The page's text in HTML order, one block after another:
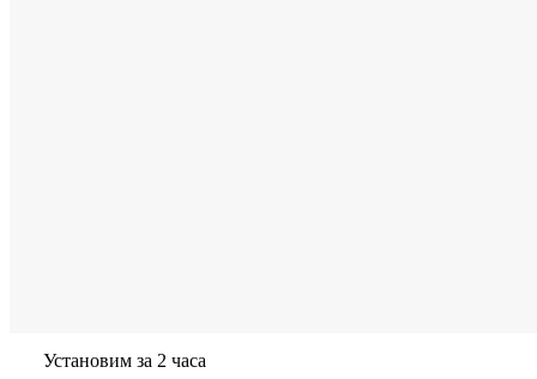
Установим за 2 часа